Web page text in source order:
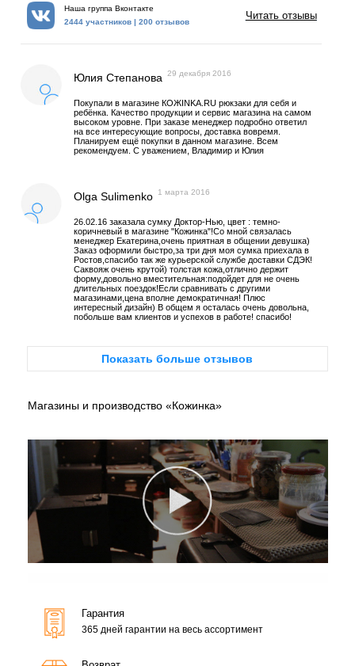
Наша группа Вконтакте
2444 участников | 200 отзывов
Читать отзывы
Юлия Степанова 29 декабря 2016
Покупали в магазине КОЖINKA.RU рюкзаки для себя и
ребёнка. Качество продукции и сервис магазина на самом
высоком уровне. При заказе менеджер подробно ответил
на все интересующие вопросы, доставка вовремя.
Планируем ещё покупки в данном магазине. Всем
рекомендуем. С уважением, Владимир и Юлия
Olga Sulimenko 1 марта 2016
26.02.16 заказала сумку Доктор-Нью, цвет : темно-
коричневый в магазине "Кожинка"!Со мной связалась
менеджер Екатерина,очень приятная в общении девушка)
Заказ оформили быстро,за три дня моя сумка приехала в
Ростов,спасибо так же курьерской службе доставки СДЭК!
Саквояж очень крутой) толстая кожа,отлично держит
форму,довольно вместительная:подойдет для не очень
длительных поездок!Если сравнивать с другими
магазинами,цена вполне демократичная! Плюс
интересный дизайн) В общем я осталась очень довольна,
побольше вам клиентов и успехов в работе! спасибо!
Показать больше отзывов
Магазины и производство «Кожинка»
Гарантия
365 дней гарантии на весь ассортимент